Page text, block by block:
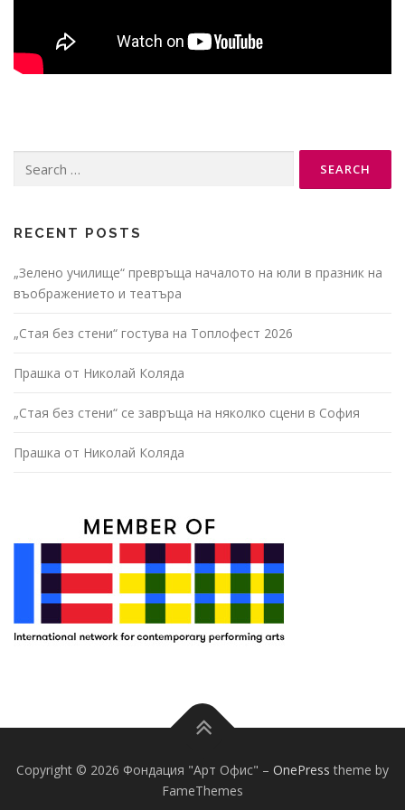
for:
RECENT POSTS
„Зелено училище“ превръща началото на юли в празник на
въображението и театъра
„Стая без стени“ гостува на Топлофест 2026
Прашка от Николай Коляда
„Стая без стени“ се завръща на няколко сцени в София
Прашка от Николай Коляда
Copyright © 2026 Фондация "Арт Офис" – OnePress theme by
FameThemes